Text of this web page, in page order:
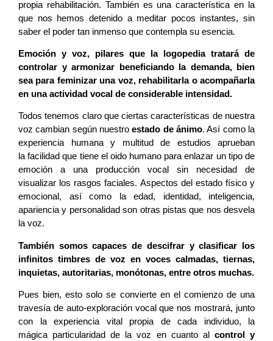
propia rehabilitación. También es una característica en la
que nos hemos detenido a meditar pocos instantes, sin
saber el poder tan inmenso que contempla su esencia.
Emoción y voz, pilares que la logopedia tratará de
controlar y armonizar beneficiando la demanda, bien
sea para feminizar una voz, rehabilitarla o acompañarla
en una actividad vocal de considerable intensidad.
Todos tenemos claro que ciertas características de nuestra
voz cambian según nuestroestado de ánimo. Así como la
experiencia humana y multitud de estudios aprueban
la facilidad que tiene el oido humano para enlazar un tipo de
emoción a una producción vocal sin necesidad de
visualizar los rasgos faciales. Aspectos del estado físico y
emocional, así como la edad, identidad, inteligencia,
apariencia y personalidad son otras pistas que nos desvela
la voz.
También somos capaces de descifrar y clasificar los
infinitos timbres de voz en voces calmadas, tiernas,
inquietas, autoritarias, monótonas, entre otros muchas.
Pues bien, esto solo se convierte en el comienzo de una
travesía de auto-exploración vocal que nos mostrará, junto
con la experiencia vital propia de cada individuo, la
mágica particularidad de la voz en cuanto al control y